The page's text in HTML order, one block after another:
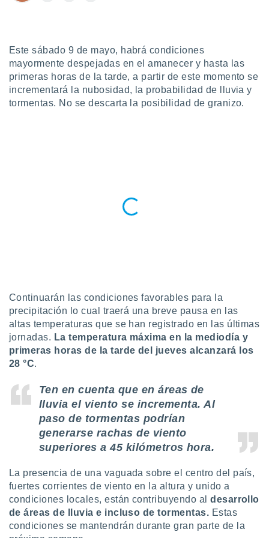
y
más
nuestra
y
sitio
En
de que
sean
el sitio
ni para
no
Puedes
acceder a
web a
Este sábado 9 de mayo, habrá condiciones
mayormente despejadas en el amanecer y hasta las
primeras horas de la tarde, a partir de este momento se
incrementará la nubosidad, la probabilidad de lluvia y
tormentas. No se descarta la posibilidad de granizo.
Continuarán las condiciones favorables para la
precipitación lo cual traerá una breve pausa en las
altas temperaturas que se han registrado en las últimas
jornadas. La temperatura máxima en la mediodía y
primeras horas de la tarde del jueves alcanzará los
28 °C.
Ten en cuenta que en áreas de
lluvia el viento se incrementa. Al
paso de tormentas podrían
generarse rachas de viento
superiores a 45 kilómetros hora.
La presencia de una vaguada sobre el centro del país,
fuertes corrientes de viento en la altura y unido a
condiciones locales, están contribuyendo aldesarrollo
de áreas de lluvia e incluso de tormentas. Estas
condiciones se mantendrán durante gran parte de la